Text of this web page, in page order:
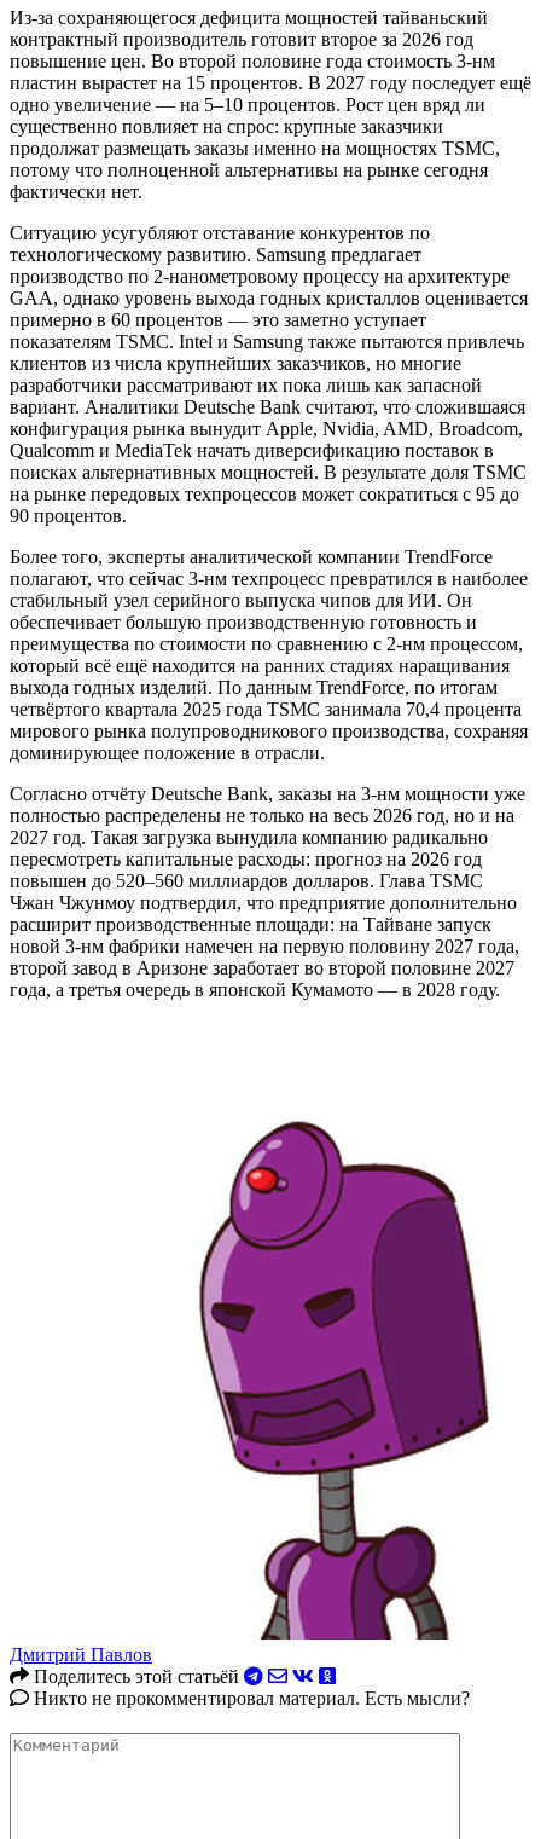
Из-за сохраняющегося дефицита мощностей тайваньский
контрактный производитель готовит второе за 2026 год
повышение цен. Во второй половине года стоимость 3-нм
пластин вырастет на 15 процентов. В 2027 году последует ещё
одно увеличение — на 5–10 процентов. Рост цен вряд ли
существенно повлияет на спрос: крупные заказчики
продолжат размещать заказы именно на мощностях TSMC,
потому что полноценной альтернативы на рынке сегодня
фактически нет.
Ситуацию усугубляют отставание конкурентов по
технологическому развитию. Samsung предлагает
производство по 2-нанометровому процессу на архитектуре
GAA, однако уровень выхода годных кристаллов оценивается
примерно в 60 процентов — это заметно уступает
показателям TSMC. Intel и Samsung также пытаются привлечь
клиентов из числа крупнейших заказчиков, но многие
разработчики рассматривают их пока лишь как запасной
вариант. Аналитики Deutsche Bank считают, что сложившаяся
конфигурация рынка вынудит Apple, Nvidia, AMD, Broadcom,
Qualcomm и MediaTek начать диверсификацию поставок в
поисках альтернативных мощностей. В результате доля TSMC
на рынке передовых техпроцессов может сократиться с 95 до
90 процентов.
Более того, эксперты аналитической компании TrendForce
полагают, что сейчас 3-нм техпроцесс превратился в наиболее
стабильный узел серийного выпуска чипов для ИИ. Он
обеспечивает большую производственную готовность и
преимущества по стоимости по сравнению с 2-нм процессом,
который всё ещё находится на ранних стадиях наращивания
выхода годных изделий. По данным TrendForce, по итогам
четвёртого квартала 2025 года TSMC занимала 70,4 процента
мирового рынка полупроводникового производства, сохраняя
доминирующее положение в отрасли.
Согласно отчёту Deutsche Bank, заказы на 3-нм мощности уже
полностью распределены не только на весь 2026 год, но и на
2027 год. Такая загрузка вынудила компанию радикально
пересмотреть капитальные расходы: прогноз на 2026 год
повышен до 520–560 миллиардов долларов. Глава TSMC
Чжан Чжунмоу подтвердил, что предприятие дополнительно
расширит производственные площади: на Тайване запуск
новой 3-нм фабрики намечен на первую половину 2027 года,
второй завод в Аризоне заработает во второй половине 2027
года, а третья очередь в японской Кумамото — в 2028 году.
Дмитрий Павлов
Поделитесь этой статьёй
Никто не прокомментировал материал. Есть мысли?